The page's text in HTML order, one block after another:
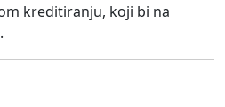
kreditiranju, koji bi na